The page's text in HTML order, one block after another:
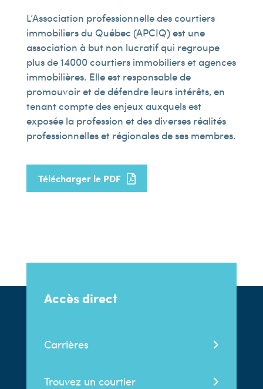
L’Association professionnelle des courtiers
immobiliers du Québec (APCIQ) est une
association à but non lucratif qui regroupe
plus de 14 000 courtiers immobiliers et agences
immobilières. Elle est responsable de
promouvoir et de défendre leurs intérêts, en
tenant compte des enjeux auxquels est
exposée la profession et des diverses réalités
professionnelles et régionales de ses membres.
Télécharger le PDF
Accès direct
Carrières
Trouvez un courtier